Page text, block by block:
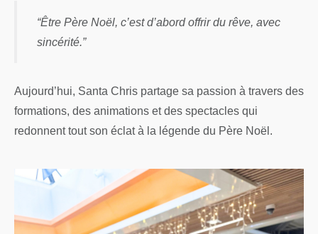
“Être Père Noël, c’est d’abord offrir du rêve, avec
sincérité.”
Aujourd’hui, Santa Chris partage sa passion à travers des
formations, des animations et des spectacles qui
redonnent tout son éclat à la légende du Père Noël.